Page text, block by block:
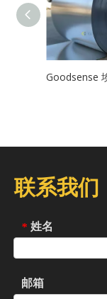
联系我们
* 姓名
邮箱